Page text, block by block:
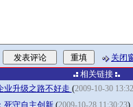
关闭
相关链接
业升级之路不好走 (2009-10-30
死守自主创新(2009-10-28 11:30:23)